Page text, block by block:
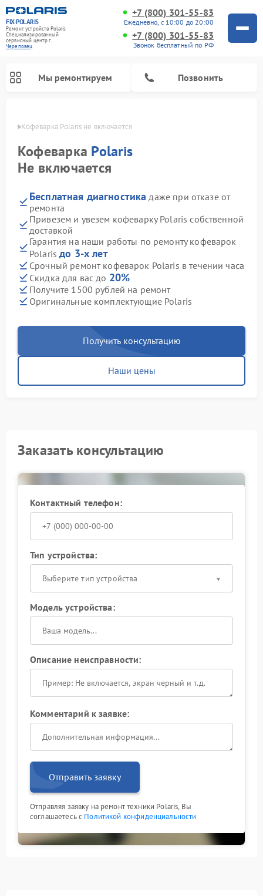
FIX-POLARIS
Ремонт устройств Polaris
Специализированный
cервисный центр г.
Череповец
+7 (800) 301-55-83
Ежедневно, с 10:00 до 20:00
+7 (800) 301-55-83
Звонок бесплатный по РФ
Мы ремонтируем Позвонить
Кофеварка Polaris не включается
Кофеварка Polaris
Не включается
Бесплатная диагностика даже при отказе от
ремонта
Привезем и увезем кофеварку Polaris собственной
доставкой
Гарантия на наши работы по ремонту кофеварок
Polarisдо 3-х лет
Срочный ремонт кофеварок Polaris в течении часа
Скидка для вас до 20%
Получите 1500 рублей на ремонт
Оригинальные комплектующие Polaris
Получить консультацию
Наши цены
Заказать консультацию
Контактный телефон:
Тип устройства:
Выберите тип устройства
Модель устройства:
Описание неисправности:
Комментарий к заявке:
Отправить заявку
Отправляя заявку на ремонт техники Polaris, Вы
соглашаетесь с Политикой конфиденциальности